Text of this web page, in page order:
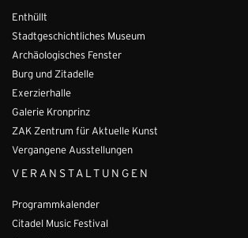
Enthüllt
Stadtgeschichtliches Museum
Archäologisches Fenster
Burg und Zitadelle
Exerzierhalle
Galerie Kronprinz
ZAK Zentrum für Aktuelle Kunst
Vergangene Ausstellungen
VERANSTALTUNGEN
Programmkalender
Citadel Music Festival